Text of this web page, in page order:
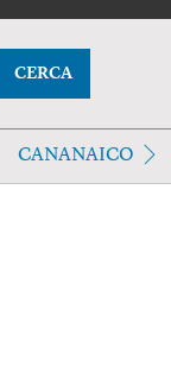
CERCA
CANANAICO